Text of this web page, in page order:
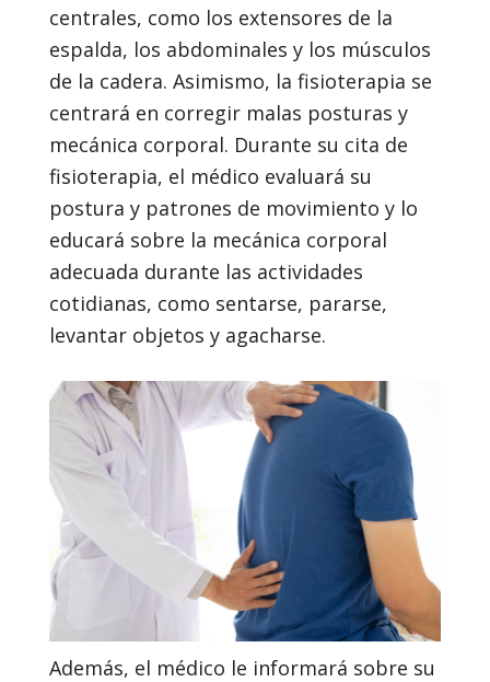
centrales, como los extensores de la
espalda, los abdominales y los músculos
de la cadera. Asimismo, la fisioterapia se
centrará en corregir malas posturas y
mecánica corporal. Durante su cita de
fisioterapia, el médico evaluará su
postura y patrones de movimiento y lo
educará sobre la mecánica corporal
adecuada durante las actividades
cotidianas, como sentarse, pararse,
levantar objetos y agacharse.
Además, el médico le informará sobre su